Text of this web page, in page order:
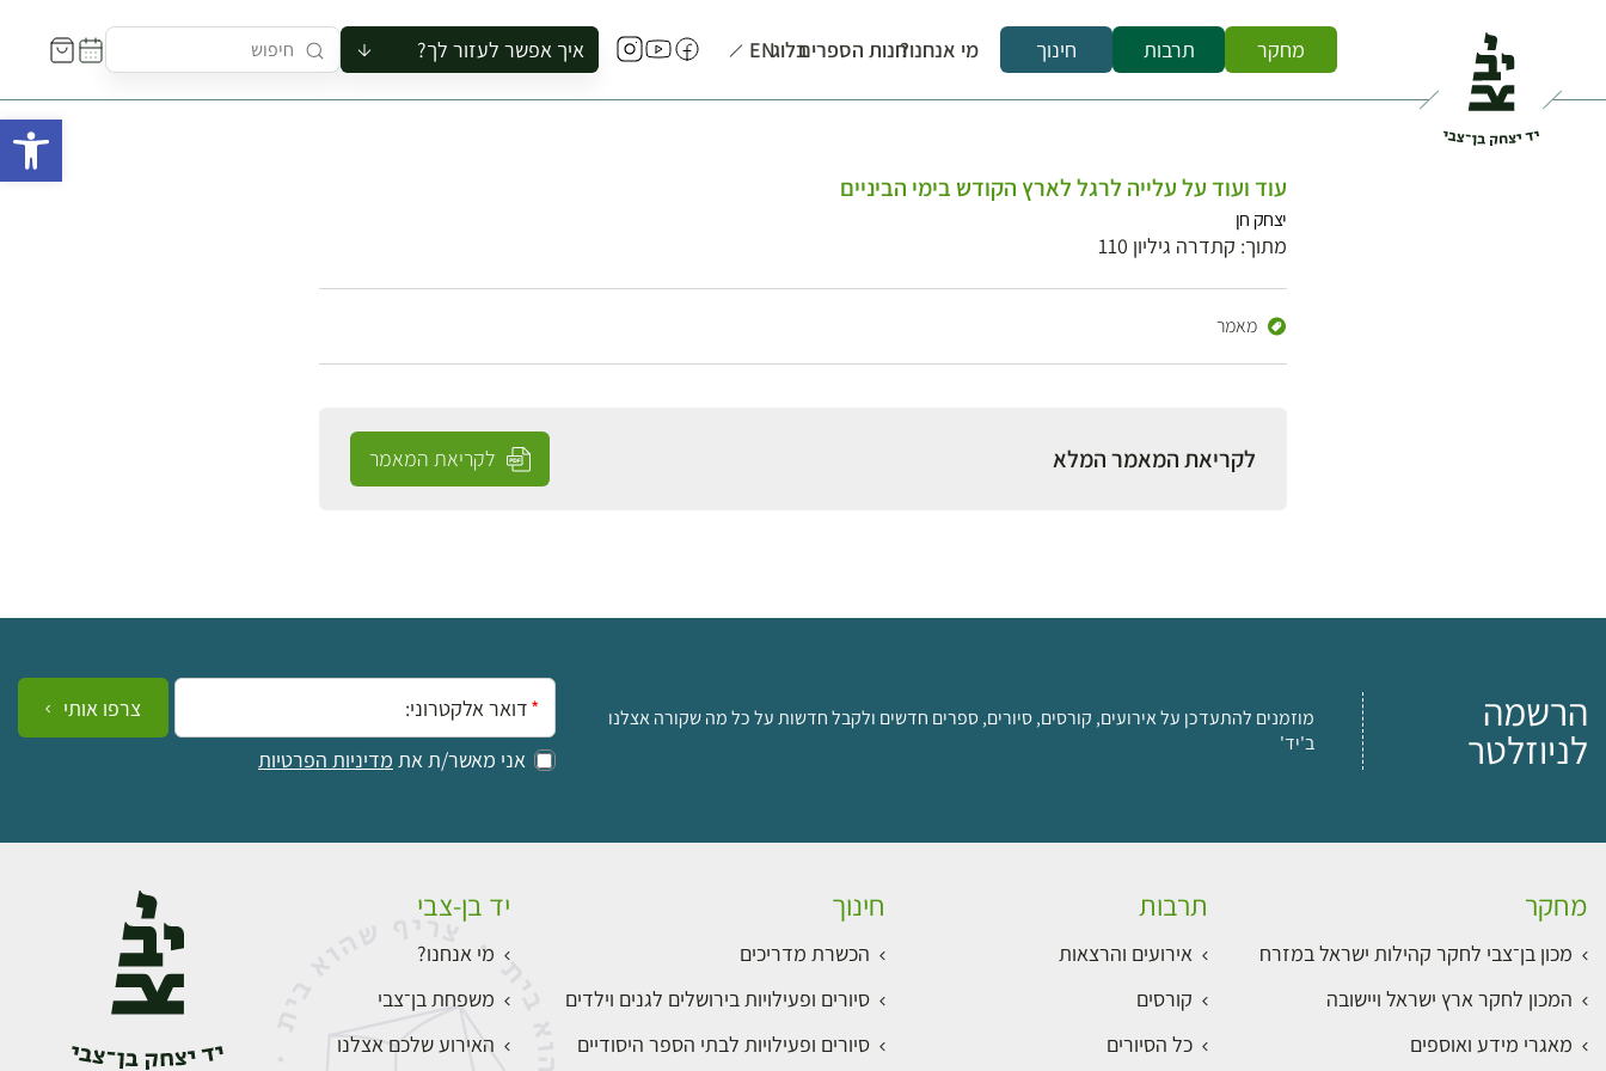
מחקר תרבות חינוך מי אנחנו?חנות הספריםבלוגEN איך אפשר לעזור לך?
להזמין סיור לקבוצה
עוד ועוד על עלייה לרגל לארץ הקודש בימי הביניים
יצחק חן
מתוך: קתדרה גיליון 110
מאמר
לקריאת המאמר המלא לקריאת המאמר
הרשמה
לניוזלטר
מוזמנים להתעדכן על אירועים, קורסים, סיורים, ספרים חדשים ולקבל חדשות על כל מה שקורה אצלנו
ב'יד'
אימייל:
אני מאשר/ת את מדיניות הפרטיות
צרפו אותי
מחקר
מכון בן־צבי לחקר קהילות ישראל במזרח
המכון לחקר ארץ ישראל ויישובה
מאגרי מידע ואוספים
תרבות
אירועים והרצאות
קורסים
כל הסיורים
חינוך
הכשרת מדריכים
סיורים ופעילויות בירושלים לגנים וילדים
סיורים ופעילויות לבתי הספר היסודיים
יד בן-צבי
מי אנחנו?
משפחת בן־צבי
האירוע שלכם אצלנו